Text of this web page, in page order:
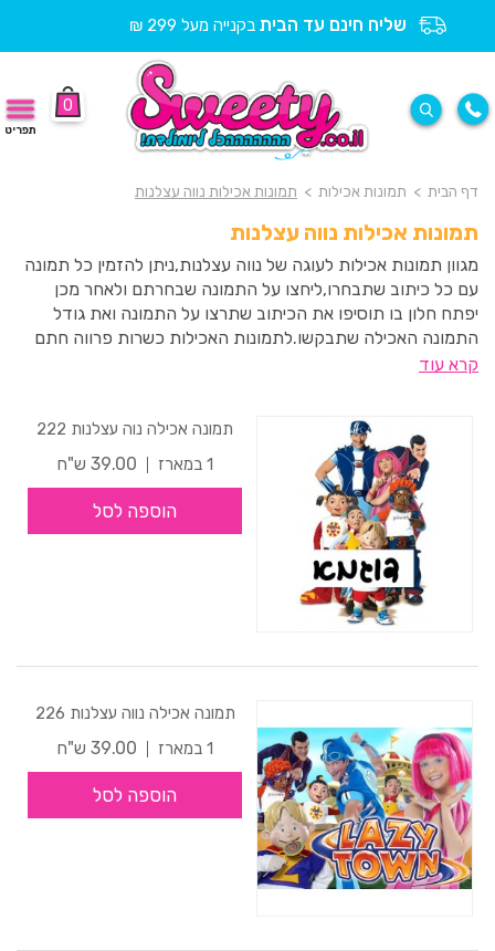
שליח חינם עד הבית בקנייה מעל 299 ₪
0
תפריט
דף הבית > תמונות אכילות > תמונות אכילות נווה עצלנות
תמונות אכילות נווה עצלנות
מגוון תמונות אכילות לעוגה של נווה עצלנות,ניתן להזמין כל תמונה
עם כל כיתוב שתבחרו,ליחצו על התמונה שבחרתם ולאחר מכן
יפתח חלון בו תוסיפו את הכיתוב שתרצו על התמונה ואת גודל
התמונה האכילה שתבקשו.לתמונות האכילות כשרות פרווה חתם
סופר העדה החרדית ואינן מכילות גלוטן.
קרא עוד
תמונה אכילה נוה עצלנות 222
1 במארז
39.00 ש"ח
הוספה לסל
תמונה אכילה נווה עצלנות 226
1 במארז
39.00 ש"ח
הוספה לסל